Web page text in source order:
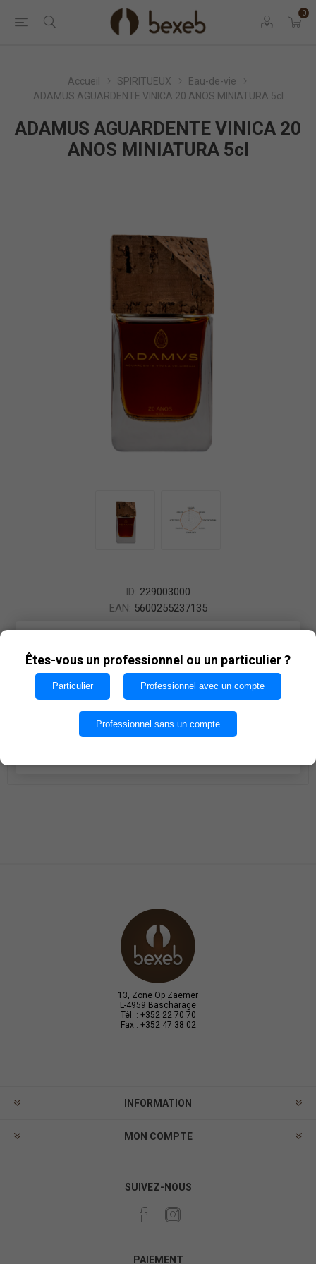
0
Accueil SPIRITUEUX
Eau-de-vie
ADAMUS AGUARDENTE VINICA 20 ANOS MINIATURA 5cl
ADAMUS AGUARDENTE VINICA 20
ANOS MINIATURA 5cl
ID: 229003000
EAN: 5600255237135
€17,94
i
AJOUTER AU PANIER
Quantité par caisse : 12
13, Zone Op Zaemer
L-4959 Bascharage
Tél. : +352 22 70 70
Fax : +352 47 38 02
INFORMATION
MON COMPTE
SUIVEZ-NOUS
PAIEMENT
utilisant nos services, vous acceptez notre utilisation
des cookies.
OK
Êtes-vous un professionnel ou un particulier ?
Particulier Professionnel avec un compte
Professionnel sans un compte